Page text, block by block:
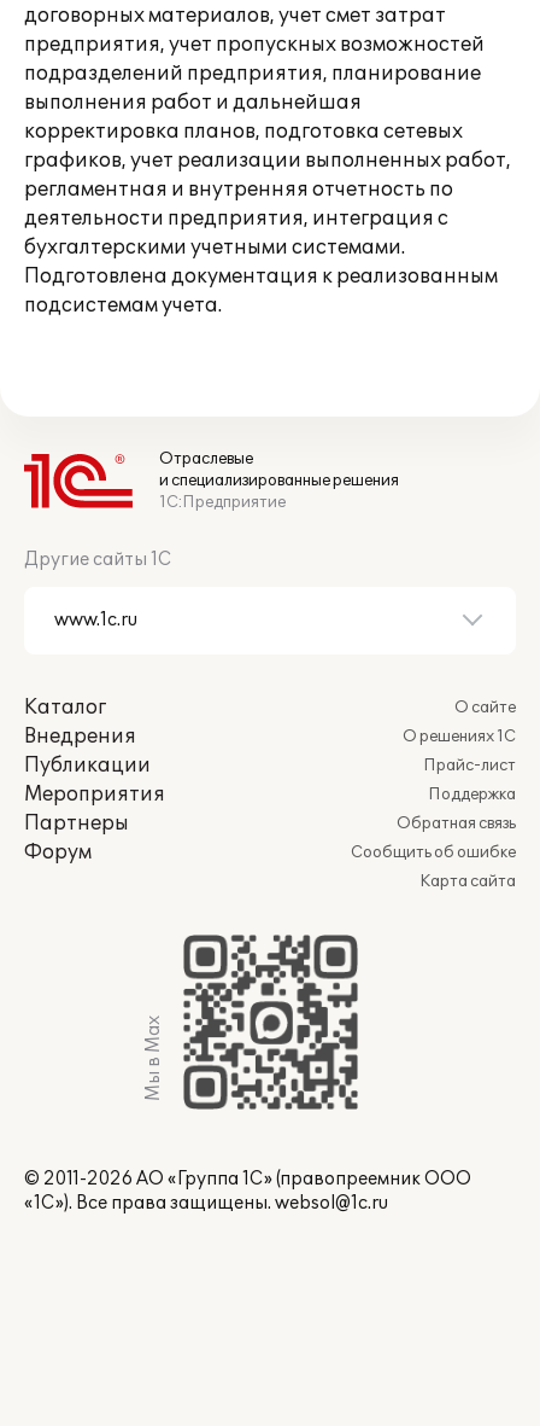
договорных материалов, учет смет затрат
предприятия, учет пропускных возможностей
подразделений предприятия, планирование
выполнения работ и дальнейшая
корректировка планов, подготовка сетевых
графиков, учет реализации выполненных работ,
регламентная и внутренняя отчетность по
деятельности предприятия, интеграция с
бухгалтерскими учетными системами.
Подготовлена документация к реализованным
подсистемам учета.
Отраслевые
и специализированные решения
1С:Предприятие
Другие сайты 1С
Каталог
Внедрения
Публикации
Мероприятия
Партнеры
Форум
О сайте
О решениях 1С
Прайс-лист
Поддержка
Обратная связь
Сообщить об ошибке
Карта сайта
Мы в Max
© 2011-2026 АО «Группа 1С» (правопреемник ООО
«1С»). Все права защищены. websol@1c.ru